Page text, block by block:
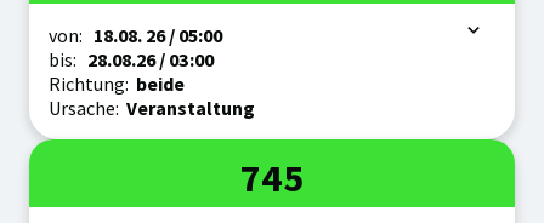
Zeitraum
von: 18.08. 26/ 05:00
bis: 28.08.26/ 03:00
Richtung: beide
Ursache: Veranstaltung
Linie
745